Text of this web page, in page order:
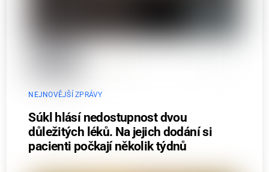
NEJNOVĚJŠÍ ZPRÁVY
Súkl hlásí nedostupnost dvou
důležitých léků. Na jejich dodání si
pacienti počkají několik týdnů